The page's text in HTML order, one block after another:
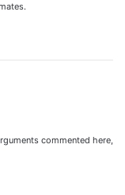
commented here,